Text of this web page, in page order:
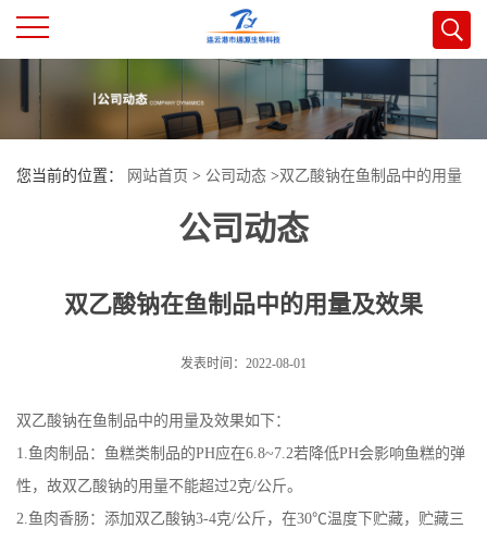
司
介
绍
公
您当前的位置： 网站首页 > 公司动态 >双乙酸钠在鱼制品中的用量
公司动态
双乙酸钠在鱼制品中的用量及效果
发表时间：2022-08-01
双乙酸钠在鱼制品中的用量及效果如下：
1.鱼肉制品：鱼糕类制品的PH应在6.8~7.2若降低PH会影响鱼糕的弹
性，故双乙酸钠的用量不能超过2克/公斤。
2.鱼肉香肠：添加双乙酸钠3-4克/公斤，在30℃温度下贮藏，贮藏三